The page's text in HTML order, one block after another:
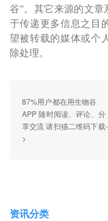
谷”。其它来源的文
于传递更多信息之目
望被转载的媒体或个
除处理。
87%用户都在用生物谷
APP 随时阅读、评论、分
享交流 请扫描二维码下载-
>
资讯分类